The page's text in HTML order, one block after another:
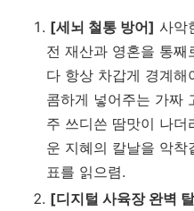
[세뇌 철통 방어] 사악
전 재산과 영혼을 통
다 항상 차갑게 경계
콤하게 넣어주는 가짜
주 쓰디쓴 땀맛이 나더
운 지혜의 칼날을 악착
표를 읽으렴.
[디지털 사육장 완벽